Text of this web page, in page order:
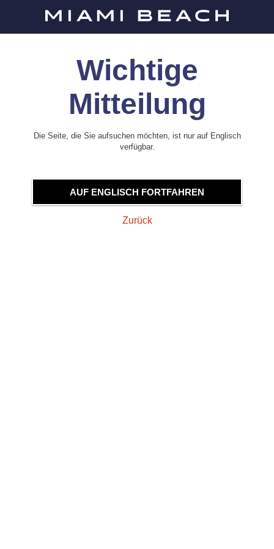
Wichtige
Mitteilung
Die Seite, die Sie aufsuchen möchten, ist nur auf Englisch
verfügbar.
AUF ENGLISCH FORTFAHREN
Zurück